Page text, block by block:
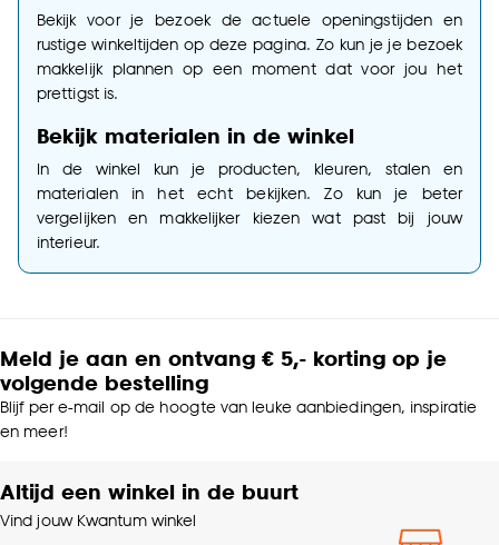
Bekijk voor je bezoek de actuele openingstijden en
rustige winkeltijden op deze pagina. Zo kun je je bezoek
makkelijk plannen op een moment dat voor jou het
prettigst is.
Bekijk materialen in de winkel
In de winkel kun je producten, kleuren, stalen en
materialen in het echt bekijken. Zo kun je beter
vergelijken en makkelijker kiezen wat past bij jouw
interieur.
Meld je aan en ontvang € 5,- korting op je
volgende bestelling
Blijf per e-mail op de hoogte van leuke aanbiedingen, inspiratie
en meer!
Altijd een winkel in de buurt
Vind jouw Kwantum winkel